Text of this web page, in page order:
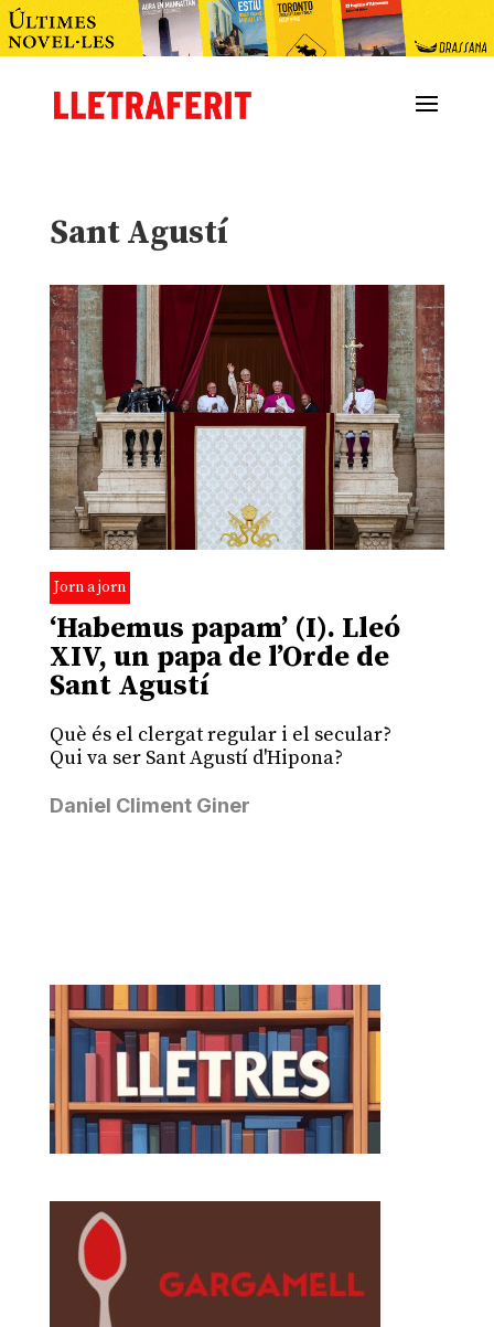
Sant Agustí
Jorn a jorn
‘Habemus papam’ (I). Lleó
XIV, un papa de l’Orde de
Sant Agustí
Què és el clergat regular i el secular?
Qui va ser Sant Agustí d'Hipona?
Daniel Climent Giner